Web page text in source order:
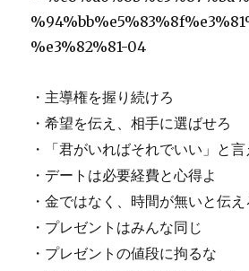
・主導権を握り続けろ
・希望を伝え、相手に選ばせろ
・「君がいればそれでいい」と言
・デートは必要経費と心得よ
・金ではなく、時間が無いと伝え
・プレゼントはみんな同じ
・プレゼントの値段に拘るな